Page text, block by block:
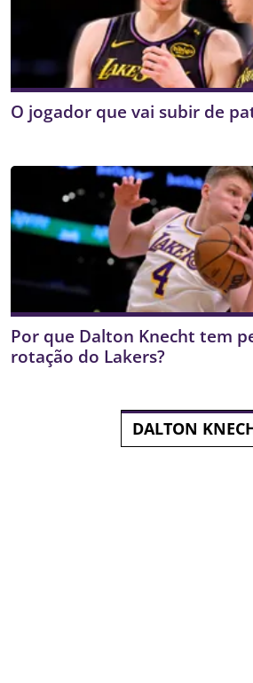
O jogador que vai subir de
Por que Dalton Knecht tem
rotação do Lakers?
DALTON